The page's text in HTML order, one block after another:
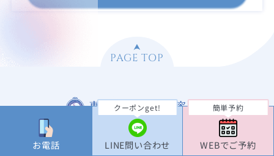
お電話
クーポンget!
LINE問い合わせ
簡単予約
WEBでご予約
PAGE TOP